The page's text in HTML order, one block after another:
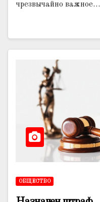
чрезвычайно важное…
ОБЩЕСТВО